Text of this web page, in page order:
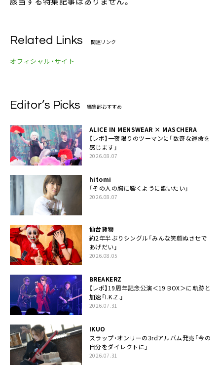
Related Links 関連リンク
オフィシャル・サイト
Editor’s Picks 編集部おすすめ
ALICE IN MENSWEAR × MASCHERA
【レポ】一夜限りのツーマンに「数奇な運命を
感じます」
2026.08.07
hitomi
「その人の胸に響くように歌いたい」
2026.08.07
仙台貨物
約2年半ぶりシングル「みんな笑顔ぬさせで
あげだい」
2026.08.05
BREAKERZ
【レポ】19周年記念公演＜19 BOX＞に軌跡と
加速「I.K.Z.」
2026.07.31
IKUO
スラップ・オンリーの3rdアルバム発売「今の
自分をダイレクトに」
2026.07.31